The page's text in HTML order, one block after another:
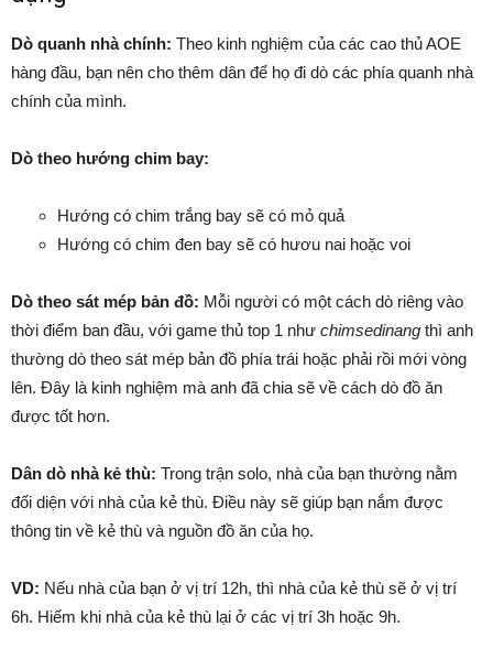
Dò quanh nhà chính: Theo kinh nghiệm của các cao thủ AOE
hàng đầu, bạn nên cho thêm dân để họ đi dò các phía quanh nhà
chính của mình.
Dò theo hướng chim bay:
Hướng có chim trắng bay sẽ có mỏ quả
Hướng có chim đen bay sẽ có hươu nai hoặc voi
Dò theo sát mép bản đồ: Mỗi người có một cách dò riêng vào
thời điểm ban đầu, với game thủ top 1 như chimsedinang thì anh
thường dò theo sát mép bản đồ phía trái hoặc phải rồi mới vòng
lên. Đây là kinh nghiệm mà anh đã chia sẽ về cách dò đồ ăn
được tốt hơn.
Dân dò nhà kẻ thù: Trong trận solo, nhà của bạn thường nằm
đối diện với nhà của kẻ thù. Điều này sẽ giúp bạn nắm được
thông tin về kẻ thù và nguồn đồ ăn của họ.
VD: Nếu nhà của bạn ở vị trí 12h, thì nhà của kẻ thù sẽ ở vị trí
6h. Hiếm khi nhà của kẻ thù lại ở các vị trí 3h hoặc 9h.